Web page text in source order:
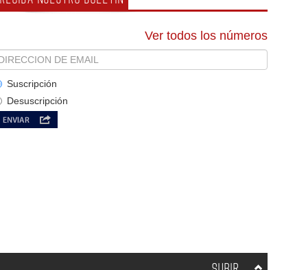
Ver todos los números
Suscripción
Desuscripción